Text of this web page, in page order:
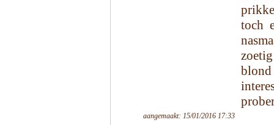
toch
aangemaakt: 15/01/2016 17:33